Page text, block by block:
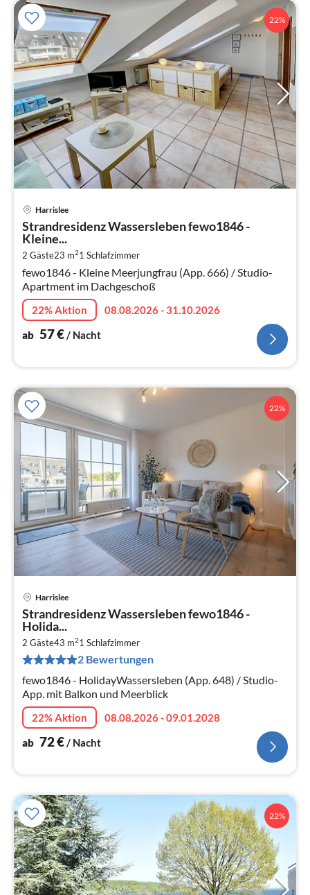
22%
Harrislee
Strandresidenz Wassersleben fewo1846 -
Kleine...
2 Gäste23 m21 Schlafzimmer
fewo1846 - Kleine Meerjungfrau (App. 666) / Studio-
Apartment im Dachgeschoß
22% Aktion
08.08.2026 - 31.10.2026
ab 57€ / Nacht
22%
Harrislee
Strandresidenz Wassersleben fewo1846 -
Holida...
2 Gäste43 m21 Schlafzimmer
2 Bewertungen
fewo1846 - HolidayWassersleben (App. 648) / Studio-
App. mit Balkon und Meerblick
22% Aktion
08.08.2026 - 09.01.2028
ab 72€/ Nacht
22%